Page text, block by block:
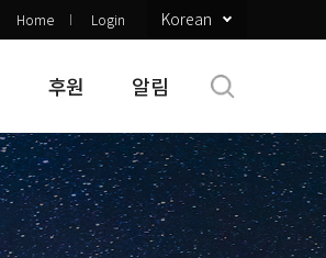
Home Login Korean
후원 알림